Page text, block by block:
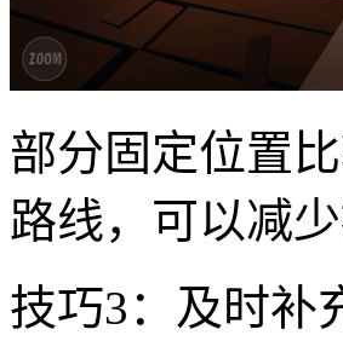
部分固定位置
路线，可以减
技巧3：及时补